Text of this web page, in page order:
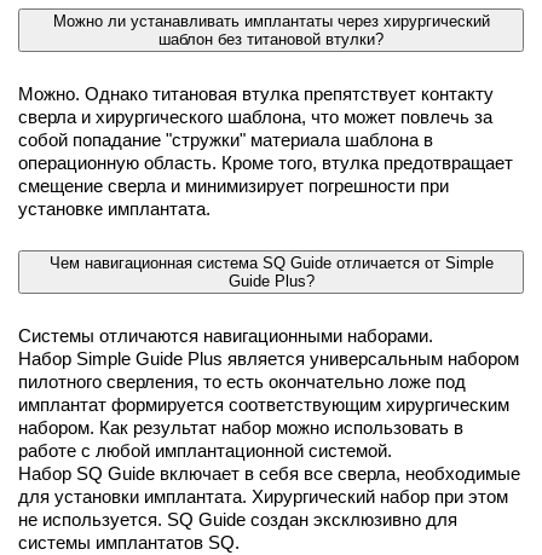
Можно ли устанавливать имплантаты через хирургический
шаблон без титановой втулки?
Можно. Однако титановая втулка препятствует контакту
сверла и хирургического шаблона, что может повлечь за
собой попадание "стружки" материала шаблона в
операционную область. Кроме того, втулка предотвращает
смещение сверла и минимизирует погрешности при
установке имплантата.
Чем навигационная система SQ Guide отличается от Simple
Guide Plus?
Системы отличаются навигационными наборами.
Набор Simple Guide Plus является универсальным набором
пилотного сверления, то есть окончательно ложе под
имплантат формируется соответствующим хирургическим
набором. Как результат набор можно использовать в
работе с любой имплантационной системой.
Набор SQ Guide включает в себя все сверла, необходимые
для установки имплантата. Хирургический набор при этом
не используется. SQ Guide создан эксклюзивно для
системы имплантатов SQ.